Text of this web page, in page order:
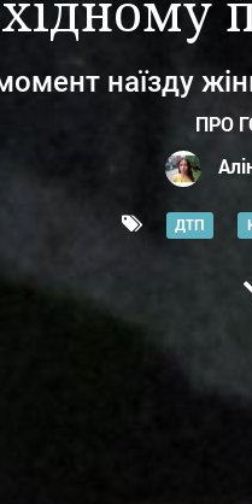
наїзду
ПРО
ДТП